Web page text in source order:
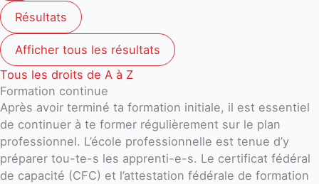
Résultats
Afficher tous les résultats
Tous les droits de A à Z
Formation continue
Après avoir terminé ta formation initiale, il est essentiel
de continuer à te former régulièrement sur le plan
professionnel. L’école professionnelle est tenue d’y
préparer tou-te-s les apprenti-e-s. Le certificat fédéral
de capacité (CFC) et l’attestation fédérale de formation